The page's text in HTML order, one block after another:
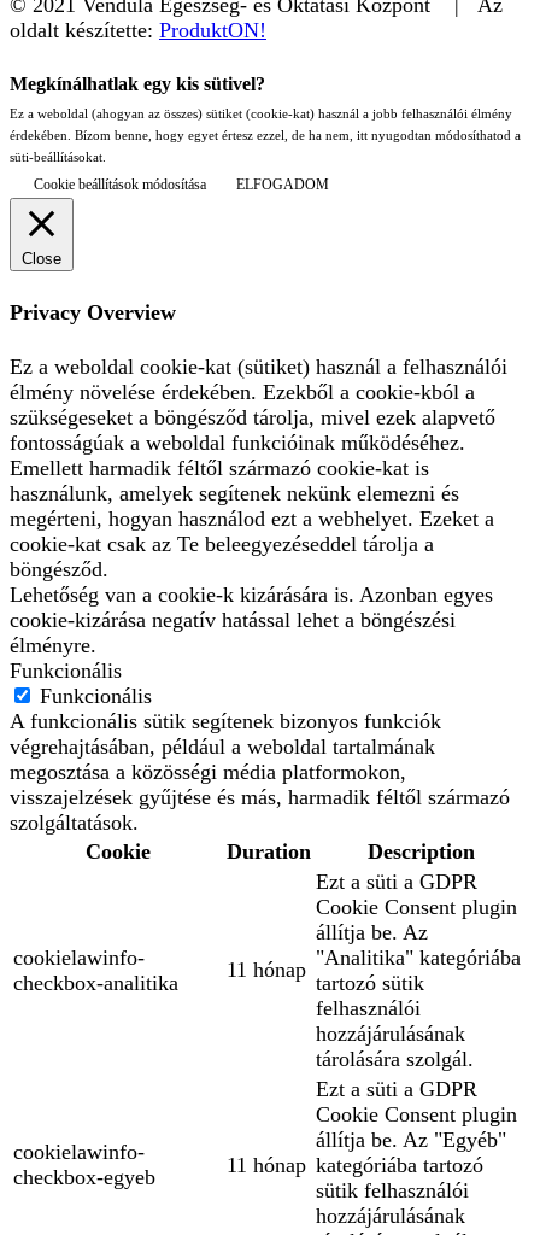
oldalt készítette: ProduktON!
Megkínálhatlak egy kis sütivel?
Ez a weboldal (ahogyan az összes) sütiket (cookie-kat) használ a jobb felhasználói élmény
érdekében. Bízom benne, hogy egyet értesz ezzel, de ha nem, itt nyugodtan módosíthatod a
süti-beállításokat.
Cookie beállítások módosítása ELFOGADOM
Close
Privacy Overview
Ez a weboldal cookie-kat (sütiket) használ a felhasználói
élmény növelése érdekében. Ezekből a cookie-kból a
szükségeseket a böngésződ tárolja, mivel ezek alapvető
fontosságúak a weboldal funkcióinak működéséhez.
Emellett harmadik féltől származó cookie-kat is
használunk, amelyek segítenek nekünk elemezni és
megérteni, hogyan használod ezt a webhelyet. Ezeket a
cookie-kat csak az Te beleegyezéseddel tárolja a
böngésződ.
Lehetőség van a cookie-k kizárására is. Azonban egyes
cookie-kizárása negatív hatással lehet a böngészési
élményre.
Funkcionális
Funkcionális
A funkcionális sütik segítenek bizonyos funkciók
végrehajtásában, például a weboldal tartalmának
megosztása a közösségi média platformokon,
visszajelzések gyűjtése és más, harmadik féltől származó
szolgáltatások.
Cookie
Duration Description
cookielawinfo-
checkbox-analitika
11 hónap
Ezt a süti a GDPR
Cookie Consent plugin
állítja be. Az
"Analitika" kategóriába
tartozó sütik
felhasználói
hozzájárulásának
tárolására szolgál.
cookielawinfo-
checkbox-egyeb
11 hónap
Ezt a süti a GDPR
Cookie Consent plugin
állítja be. Az "Egyéb"
kategóriába tartozó
sütik felhasználói
hozzájárulásának